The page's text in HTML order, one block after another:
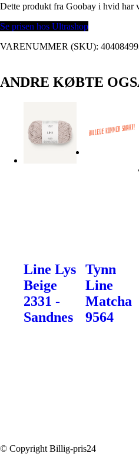
Dette produkt fra Goobay i hvid har
Se prisen hos Ultrashop
VARENUMMER (SKU):
ANDRE KØBTE
Line Lys
Beige
2331 -
Sandnes
Tynn
Line
Matcha
9564
© Copyright Billig-pris24